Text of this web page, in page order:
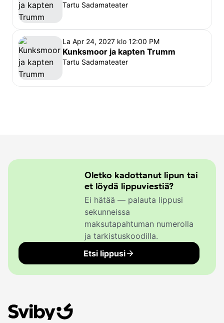
Tartu Sadamateater
La Apr 24, 2027 klo 12:00 PM
Kunksmoor ja kapten Trumm
Tartu Sadamateater
Oletko kadottanut lipun tai
et löydä lippuviestiä?
Ei hätää — palauta lippusi
sekunneissa
maksutapahtuman numerolla
ja tarkistuskoodilla.
Etsi lippusi